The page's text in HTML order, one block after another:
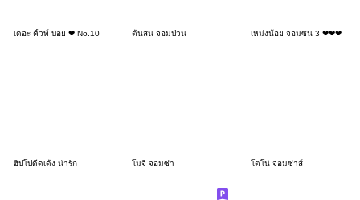
เดอะ คิ้วท์ บอย ❤ No.10 ต้นสน จอมป่วน เหม่งน้อย จอมซน 3 ❤❤❤
ฮิปโปดีดเด้ง น่ารัก โมจิ จอมซ่า โตโน่ จอมซ่าส์